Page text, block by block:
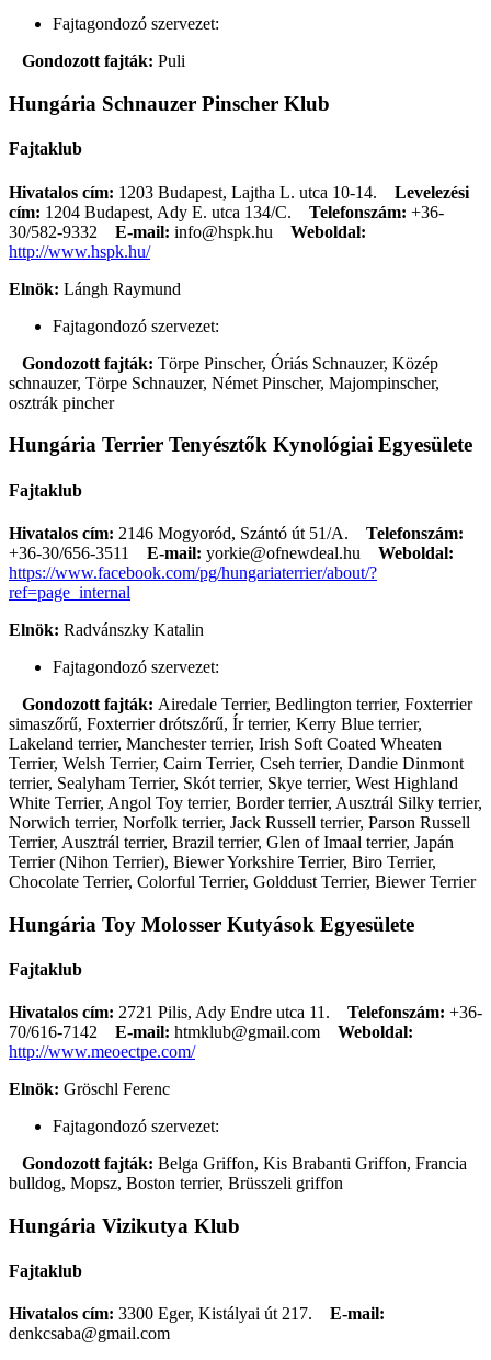
Fajtagondozó szervezet:
Gondozott fajták: Puli
Hungária Schnauzer Pinscher Klub
Fajtaklub
Hivatalos cím: 1203 Budapest, Lajtha L. utca 10-14. Levelezési
cím: 1204 Budapest, Ady E. utca 134/C. Telefonszám: +36-
30/582-9332
E-mail: info@hspk.hu
Weboldal:
http://www.hspk.hu/
Elnök: Lángh Raymund
Fajtagondozó szervezet:
Gondozott fajták: Törpe Pinscher, Óriás Schnauzer, Közép
schnauzer, Törpe Schnauzer, Német Pinscher, Majompinscher,
osztrák pincher
Hungária Terrier Tenyésztők Kynológiai Egyesülete
Fajtaklub
Hivatalos cím: 2146 Mogyoród, Szántó út 51/A. Telefonszám:
+36-30/656-3511
E-mail: yorkie@ofnewdeal.hu
Weboldal:
https://www.facebook.com/pg/hungariaterrier/about/?
ref=page_internal
Elnök: Radvánszky Katalin
Fajtagondozó szervezet:
Gondozott fajták: Airedale Terrier, Bedlington terrier, Foxterrier
simaszőrű, Foxterrier drótszőrű, Ír terrier, Kerry Blue terrier,
Lakeland terrier, Manchester terrier, Irish Soft Coated Wheaten
Terrier, Welsh Terrier, Cairn Terrier, Cseh terrier, Dandie Dinmont
terrier, Sealyham Terrier, Skót terrier, Skye terrier, West Highland
White Terrier, Angol Toy terrier, Border terrier, Ausztrál Silky terrier,
Norwich terrier, Norfolk terrier, Jack Russell terrier, Parson Russell
Terrier, Ausztrál terrier, Brazil terrier, Glen of Imaal terrier, Japán
Terrier (Nihon Terrier), Biewer Yorkshire Terrier, Biro Terrier,
Chocolate Terrier, Colorful Terrier, Golddust Terrier, Biewer Terrier
Hungária Toy Molosser Kutyások Egyesülete
Fajtaklub
Hivatalos cím: 2721 Pilis, Ady Endre utca 11. Telefonszám: +36-
70/616-7142
E-mail: htmklub@gmail.com
Weboldal:
http://www.meoectpe.com/
Elnök: Gröschl Ferenc
Fajtagondozó szervezet:
Gondozott fajták: Belga Griffon, Kis Brabanti Griffon, Francia
bulldog, Mopsz, Boston terrier, Brüsszeli griffon
Hungária Vizikutya Klub
Fajtaklub
Hivatalos cím: 3300 Eger, Kistályai út 217. E-mail:
denkcsaba@gmail.com